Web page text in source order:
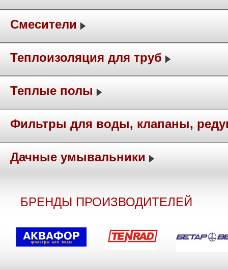
Смесители
Теплоизоляция для труб
Теплые полы
Фильтры для воды, клапаны,
Дачные умывальники
БРЕНДЫ ПРОИЗВОДИТЕЛЕЙ